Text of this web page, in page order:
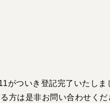
がついき登記完了いたし
方は是非お問い合わせくだ